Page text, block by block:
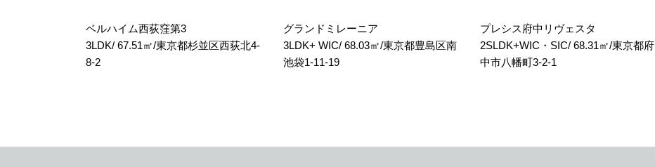
ベルハイム西荻窪第3
3LDK/ 67.51㎡/東京都杉並区西荻北4-
8-2
グランドミレーニア
3LDK+ WIC/ 68.03㎡/東京都豊島区南
池袋1-11-19
プレシス府中リヴェスタ
2SLDK+WIC・SIC/ 68.31㎡/東京都府
中市八幡町3-2-1